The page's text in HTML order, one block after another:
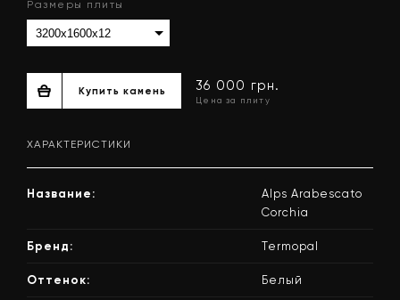
Размеры плиты
36 000 грн.
ХАРАКТЕРИСТИКИ
Название:
Alps Arabescato
Corchia
Бренд: Termopal
Оттенок: Белый